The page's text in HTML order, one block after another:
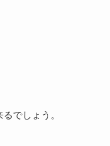
してください。